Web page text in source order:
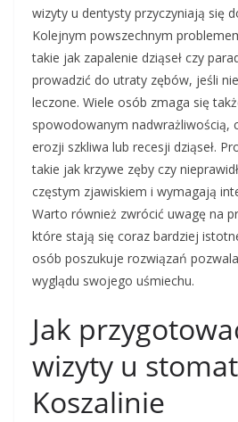
wizyty u dentysty przyczyniają się
Kolejnym powszechnym
takie jak zapalenie dziąseł czy
prowadzić do utraty zębów, jeśli
leczone. Wiele osób zmaga się
spowodowanym nadwrażliwością,
erozji szkliwa lub recesji dziąseł.
takie jak krzywe zęby czy
częstym zjawiskiem i wymagają
Warto również zwrócić uwagę na
które stają się coraz bardziej
osób poszukuje rozwiązań
wyglądu swojego uśmiechu.
Jak
wizyty u
Koszalinie